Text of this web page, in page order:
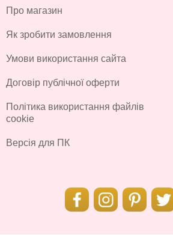
Про магазин
Як зробити замовлення
Умови використання сайта
Договір публічної оферти
Політика використання файлів
cookie
Версія для ПК